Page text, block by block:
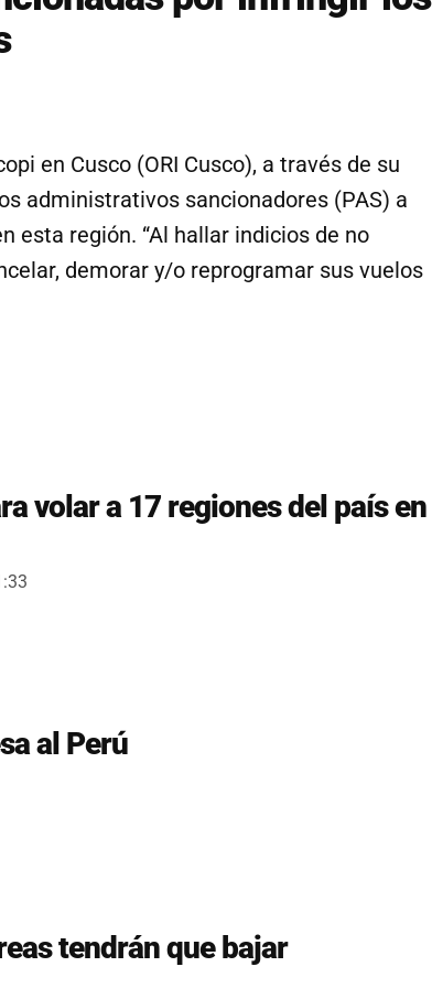
en Cusco (ORI Cusco), a través de su
administrativos sancionadores (PAS) a
esta región. “Al hallar indicios de no
demorar y/o reprogramar sus vuelos
volar a 17 regiones del país en
al Perú
tendrán que bajar